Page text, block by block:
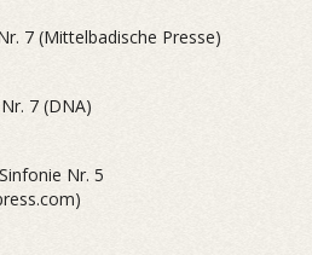
7 (Mittelbadische Presse)
7 (DNA)
Nr. 5